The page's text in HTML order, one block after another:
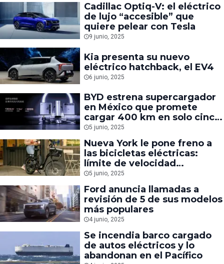
Cadillac Optiq-V: el eléctrico
de lujo “accesible” que
quiere pelear con Tesla
9 junio, 2025
Kia presenta su nuevo
eléctrico hatchback, el EV4
6 junio, 2025
BYD estrena supercargador
en México que promete
cargar 400 km en solo cinco
minutos
5 junio, 2025
Nueva York le pone freno a
las bicicletas eléctricas:
límite de velocidad
confirmado
5 junio, 2025
Ford anuncia llamadas a
revisión de 5 de sus modelos
más populares
4 junio, 2025
Se incendia barco cargado
de autos eléctricos y lo
abandonan en el Pacífico